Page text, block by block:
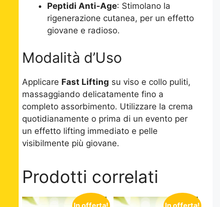
Peptidi Anti-Age: Stimolano la
rigenerazione cutanea, per un effetto
giovane e radioso.
Modalità d’Uso
Applicare Fast Lifting su viso e collo puliti,
massaggiando delicatamente fino a
completo assorbimento. Utilizzare la crema
quotidianamente o prima di un evento per
un effetto lifting immediato e pelle
visibilmente più giovane.
Prodotti correlati